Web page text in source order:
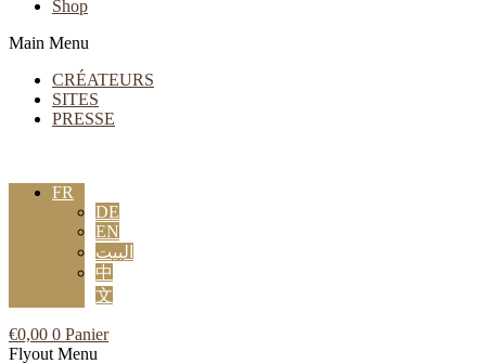
Shop
Main Menu
CRÉATEURS
SITES
PRESSE
FR
DE
EN
البيت
中
文
€0,00 0 Panier
Flyout Menu